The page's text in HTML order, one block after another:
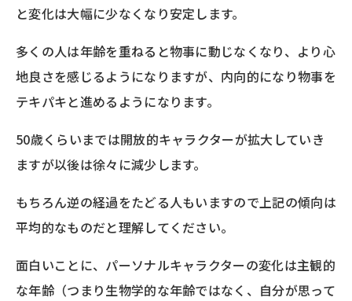
と変化は大幅に少なくなり安定します。
多くの人は年齢を重ねると物事に動じなくなり、より心
地良さを感じるようになりますが、内向的になり物事を
テキパキと進めるようになります。
50歳くらいまでは開放的キャラクターが拡大していき
ますが以後は徐々に減少します。
もちろん逆の経過をたどる人もいますので上記の傾向は
平均的なものだと理解してください。
面白いことに、パーソナルキャラクターの変化は主観的
な年齢（つまり生物学的な年齢ではなく、自分が思って